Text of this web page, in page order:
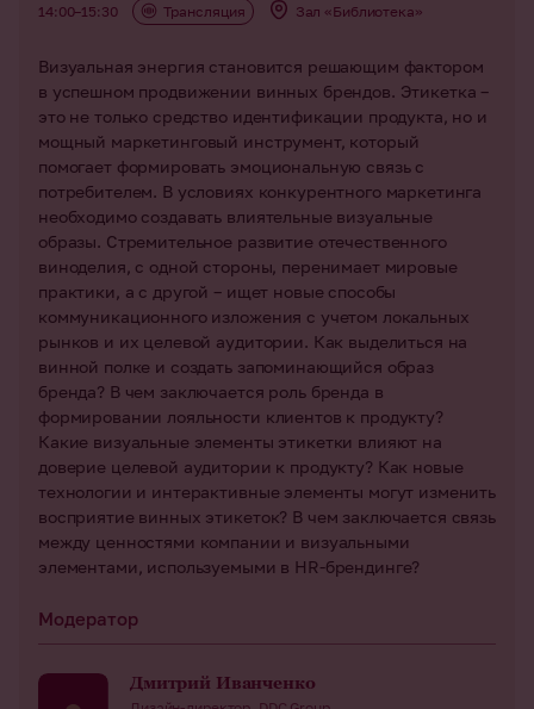
14:00–15:30 Зал «Библиотека»
Трансляция
Визуальная энергия становится решающим фактором
в успешном продвижении винных брендов. Этикетка –
это не только средство идентификации продукта, но и
мощный маркетинговый инструмент, который
помогает формировать эмоциональную связь с
потребителем. В условиях конкурентного маркетинга
необходимо создавать влиятельные визуальные
образы. Стремительное развитие отечественного
виноделия, с одной стороны, перенимает мировые
практики, а с другой – ищет новые способы
коммуникационного изложения с учетом локальных
рынков и их целевой аудитории. Как выделиться на
винной полке и создать запоминающийся образ
бренда? В чем заключается роль бренда в
формировании лояльности клиентов к продукту?
Какие визуальные элементы этикетки влияют на
доверие целевой аудитории к продукту? Как новые
технологии и интерактивные элементы могут изменить
восприятие винных этикеток? В чем заключается связь
между ценностями компании и визуальными
элементами, используемыми в HR-брендинге?
Модератор
Дмитрий Иванченко